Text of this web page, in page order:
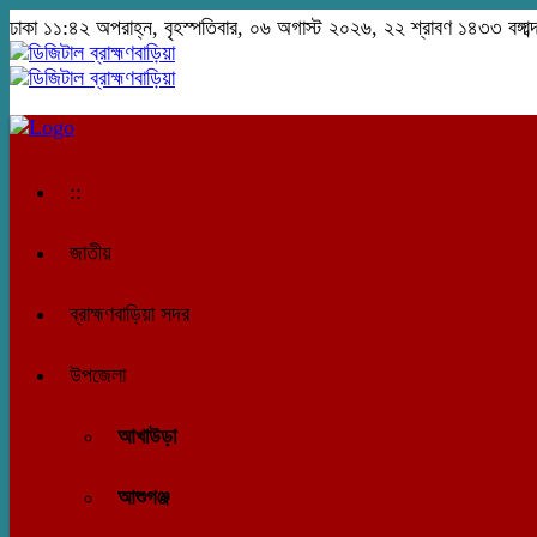
ঢাকা ১১:৪২ অপরাহ্ন, বৃহস্পতিবার, ০৬ অগাস্ট ২০২৬, ২২ শ্রাবণ ১৪৩৩
::
জাতীয়
ব্রাহ্মণবাড়িয়া সদর
উপজেলা
আখাউড়া
আশুগঞ্জ